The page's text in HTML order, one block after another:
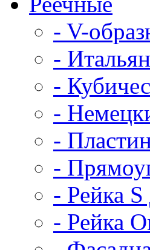
- V-
-
-
-
-
-
- Рейка S
- Рейка